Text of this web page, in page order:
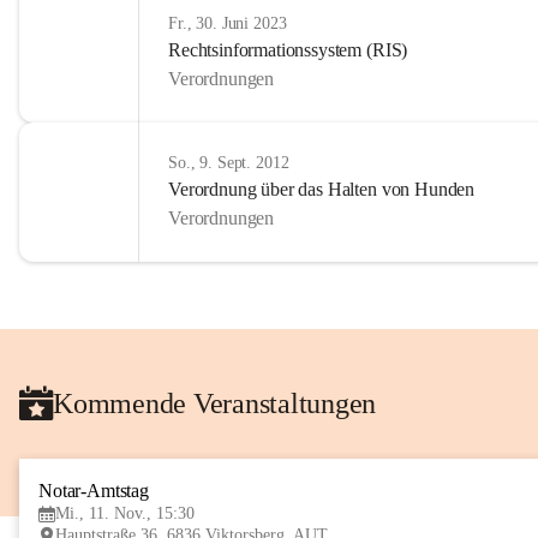
Fr., 30. Juni 2023
Rechtsinformationssystem (RIS)
Verordnungen
So., 9. Sept. 2012
Verordnung über das Halten von Hunden
Verordnungen
Kommende Veranstaltungen
Notar-Amtstag
Mi., 11. Nov., 15:30